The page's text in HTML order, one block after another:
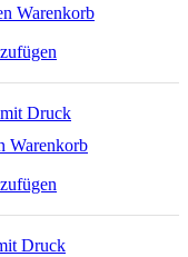
Warenkorb
Druck
Warenkorb
Druck